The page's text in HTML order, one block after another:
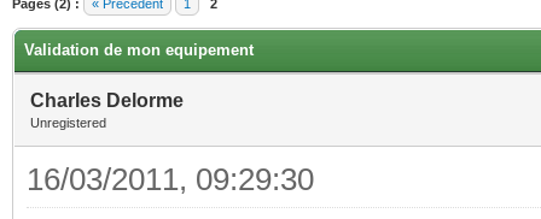
Pages (2) : « Précédent 1 2
Validation de mon equipement
Charles Delorme
Unregistered
16/03/2011, 09:29:30